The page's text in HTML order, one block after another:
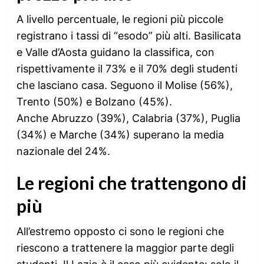
A livello percentuale, le regioni più piccole
registrano i tassi di “esodo” più alti. Basilicata
e Valle d’Aosta guidano la classifica, con
rispettivamente il 73% e il 70% degli studenti
che lasciano casa. Seguono il Molise (56%),
Trento (50%) e Bolzano (45%).
Anche Abruzzo (39%), Calabria (37%), Puglia
(34%) e Marche (34%) superano la media
nazionale del 24%.
Le regioni che trattengono di
più
All’estremo opposto ci sono le regioni che
riescono a trattenere la maggior parte degli